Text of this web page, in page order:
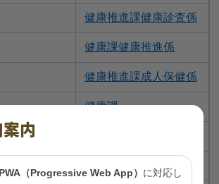
健康推進課健康診査係
健康課健康推進係
健康推進課成人保健係
健康課
健康推進課成人保健係
内
PWA（Progressive Web App） に対応し